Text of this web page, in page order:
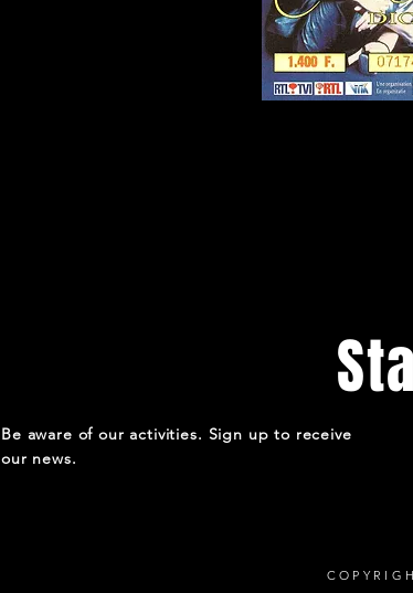
Be aware of our activities. Sign up to receive
our news.